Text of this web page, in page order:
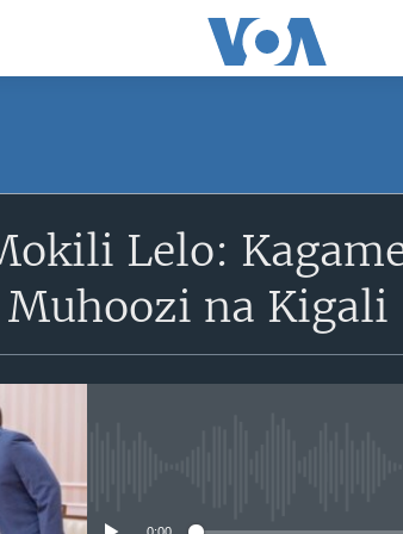
Lelo:
na Kigali